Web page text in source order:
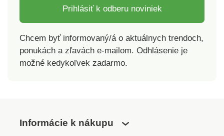
Prihlásiť k odberu noviniek
Chcem byť informovaný/á o aktuálnych trendoch,
ponukách a zľavách e-mailom. Odhlásenie je
možné kedykoľvek zadarmo.
Informácie k nákupu